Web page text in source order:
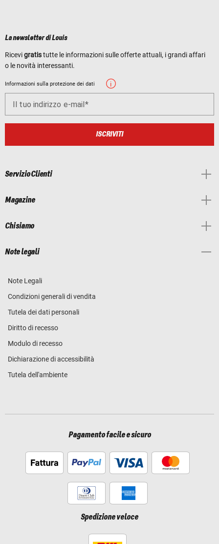
La newsletter di Louis
Ricevigratistutte le informazioni sulle offerte attuali, i grandi affari
o le novità interessanti.
Informazioni sulla protezione dei dati
Il tuo indirizzo e-mail
ISCRIVITI
Servizio Clienti
Magazine
Chi siamo
Note legali
Note Legali
Condizioni generali di vendita
Tutela dei dati personali
Diritto di recesso
Modulo di recesso
Dichiarazione di accessibilità
Tutela dell'ambiente
Pagamento facile e sicuro
Spedizione veloce